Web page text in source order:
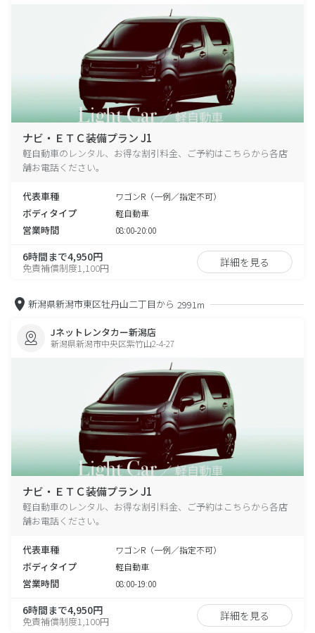
ナビ・ＥＴＣ装備プラン J1
軽自動車のレンタル、お得な割引料金、ご予約はこちらから各店
舗お電話ください。
代表車種 ワゴンR（一例／指定不可）
ボディタイプ 軽自動車
営業時間 08:00-20:00
6時間まで4,950円
免責補償制度1,100円 詳細を見る
新潟県新潟市東区牡丹山二丁目から 2991m
Jネットレンタカー新潟店
新潟県新潟市中央区紫竹山2-4-27
ナビ・ＥＴＣ装備プラン J1
軽自動車のレンタル、お得な割引料金、ご予約はこちらから各店
舗お電話ください。
代表車種 ワゴンR（一例／指定不可）
ボディタイプ 軽自動車
営業時間 08:00-19:00
6時間まで4,950円
免責補償制度1,100円 詳細を見る